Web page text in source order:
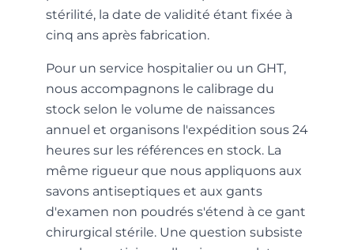
stérilité, la date de validité étant fixée à
cinq ans après fabrication.
Pour un service hospitalier ou un GHT,
nous accompagnons le calibrage du
stock selon le volume de naissances
annuel et organisons l'expédition sous 24
heures sur les références en stock. La
même rigueur que nous appliquons aux
savons antiseptiques et aux gants
d'examen non poudrés s'étend à ce gant
chirurgical stérile. Une question subsiste